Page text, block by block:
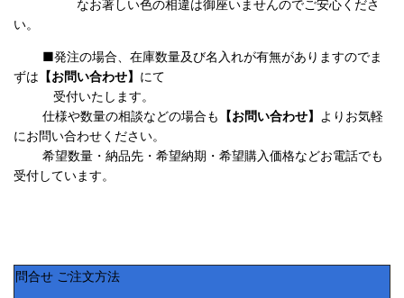
なお著しい色の相違は御座いませんのでご安心くださ
い。
■発注の場合、在庫数量及び名入れが有無がありますのでま
ずは 【お問い合わせ】 にて
受付いたします。
仕様や数量の相談などの場合も
【お問い合わせ】
よりお気軽
にお問い合わせください。
希望数量・納品先・希望納期・希望購入価格などお電話でも
受付しています。
問合せ ご注文方法